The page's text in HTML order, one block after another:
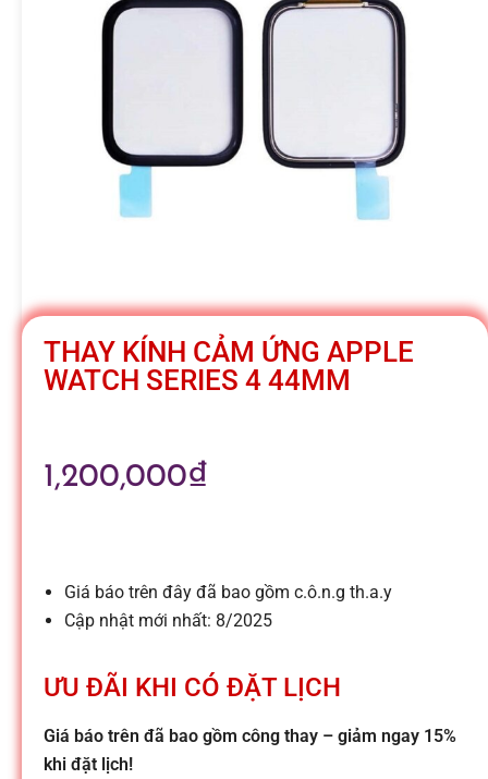
b
i
l
e
-
S
ử
THAY KÍNH CẢM ỨNG APPLE
WATCH SERIES 4 44MM
1,200,000₫
Giá báo trên đây đã bao gồm c.ô.n.g th.a.y
Cập nhật mới nhất: 8/2025
ƯU ĐÃI KHI CÓ ĐẶT LỊCH
Giá báo trên đã bao gồm công thay – giảm ngay 15%
khi đặt lịch!